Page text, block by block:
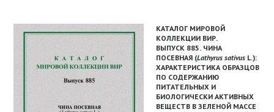
КАТАЛОГ МИРОВОЙ
КОЛЛЕКЦИИ ВИР.
ВЫПУСК 885. ЧИНА
ПОСЕВНАЯ (Lathyrus sativus L.):
ХАРАКТЕРИСТИКА ОБРАЗЦОВ
ПО СОДЕРЖАНИЮ
ПИТАТЕЛЬНЫХ И
БИОЛОГИЧЕСКИ АКТИВНЫХ
ВЕЩЕСТВ В ЗЕЛЕНОЙ МАССЕ